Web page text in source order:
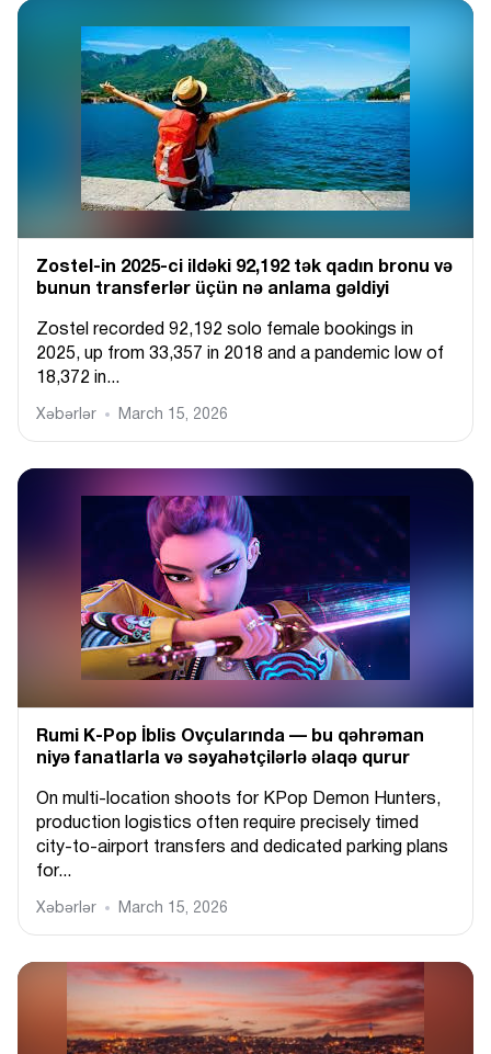
Zostel-in 2025-ci ildəki 92,192 tək qadın bronu və
bunun transferlər üçün nə anlama gəldiyi
Zostel recorded 92,192 solo female bookings in
2025, up from 33,357 in 2018 and a pandemic low of
18,372 in...
Xəbərlər March 15, 2026
Rumi K-Pop İblis Ovçularında — bu qəhrəman
niyə fanatlarla və səyahətçilərlə əlaqə qurur
On multi-location shoots for KPop Demon Hunters,
production logistics often require precisely timed
city-to-airport transfers and dedicated parking plans
for...
Xəbərlər March 15, 2026